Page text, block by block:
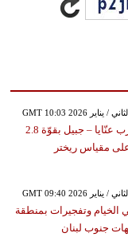
هزة أرضية تضرب عنّايا – جبيل بقوّة 2.8
مقياس ريختر
الخيام وتفجيرات بمنطقة
جنوب لبنان